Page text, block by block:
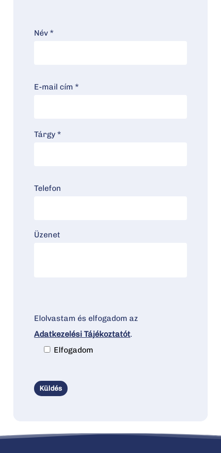
Név *
E-mail cím *
Tárgy *
Telefon
Üzenet
Elolvastam és elfogadom az
Adatkezelési Tájékoztatót.
Elfogadom